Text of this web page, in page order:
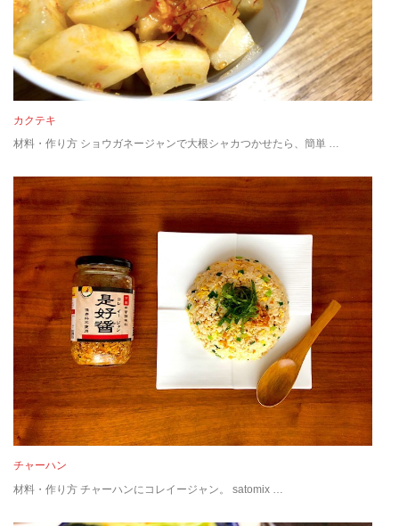
カクテキ
材料・作り方 ショウガネージャンで大根シャカつかせたら、簡単 …
チャーハン
材料・作り方 チャーハンにコレイージャン。 satomix …